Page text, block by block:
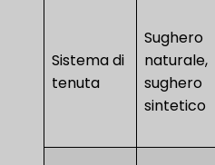
Sistema di
tenuta
Sughero
naturale,
sughero
sintetico